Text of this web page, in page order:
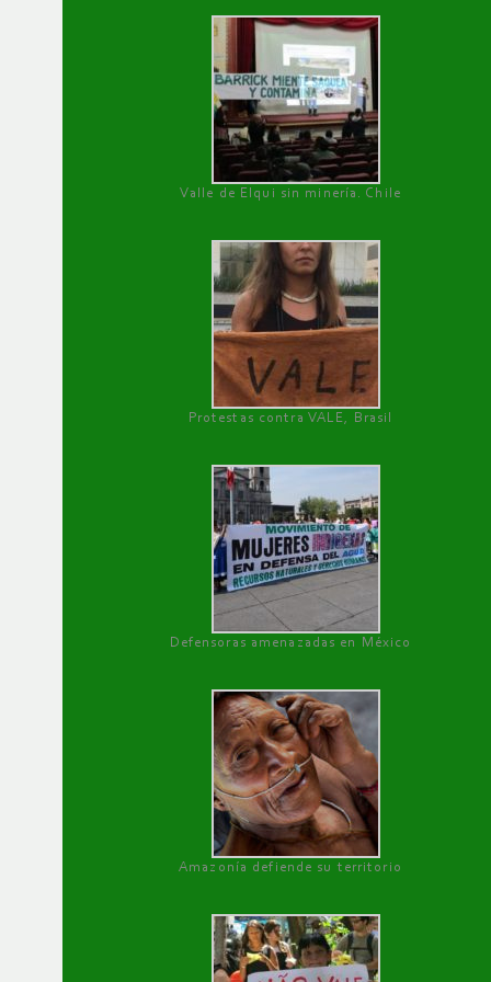
Valle de Elqui sin minería. Chile
Protestas contra VALE, Brasil
Defensoras amenazadas en México
Amazonía defiende su territorio